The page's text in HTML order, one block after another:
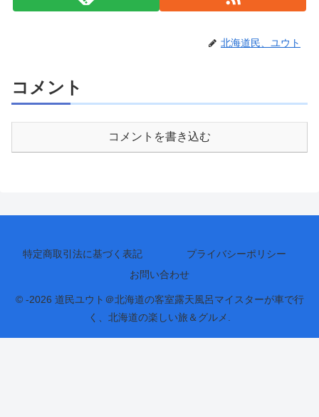
北海道民、ユウト
コメント
コメントを書き込む
特定商取引法に基づく表記
プライバシーポリシー
お問い合わせ
© -2026 道民ユウト＠北海道の客室露天風呂マイスターが車で行
く、北海道の楽しい旅＆グルメ.